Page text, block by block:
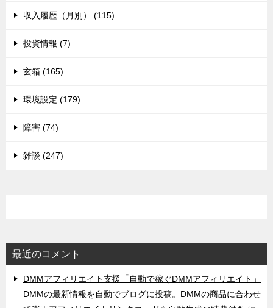
収入履歴（月別） (115)
投資情報 (7)
玄箱 (165)
環境設定 (179)
障害 (74)
雑談 (247)
最近のコメント
DMMアフィリエイト支援「自動で稼ぐDMMアフィリエイト」
DMMの最新情報を自動でブログに投稿。DMMの商品に合わせ